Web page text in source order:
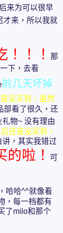
后来为可以很早
才来，所以我就
！！！
那
下，去看
前几天坏掉
没买到，虽然
部看了很久，还
礼物~ 没有理由
还是没买到，
，其实我错过
的啦！
可
，哈哈^^就像看
，每一档都有
了milo和那个